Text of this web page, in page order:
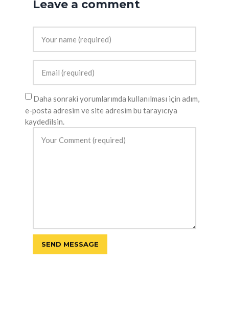
Leave a comment
Daha sonraki yorumlarımda kullanılması için adım,
e-posta adresim ve site adresim bu tarayıcıya
kaydedilsin.